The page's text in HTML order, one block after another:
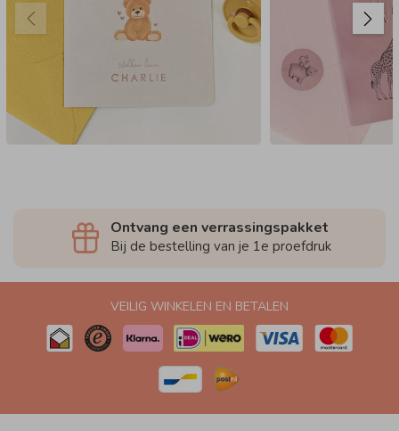
Ontvang een verrassingspakket
Bij de bestelling van je 1e proefdruk
VEILIG WINKELEN EN BETALEN